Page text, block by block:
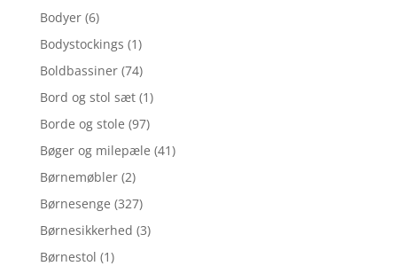
Bodyer (6)
Bodystockings (1)
Boldbassiner (74)
Bord og stol sæt (1)
Borde og stole (97)
Bøger og milepæle (41)
Børnemøbler (2)
Børnesenge (327)
Børnesikkerhed (3)
Børnestol (1)